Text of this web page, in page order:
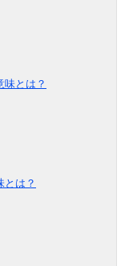
とは？
は？